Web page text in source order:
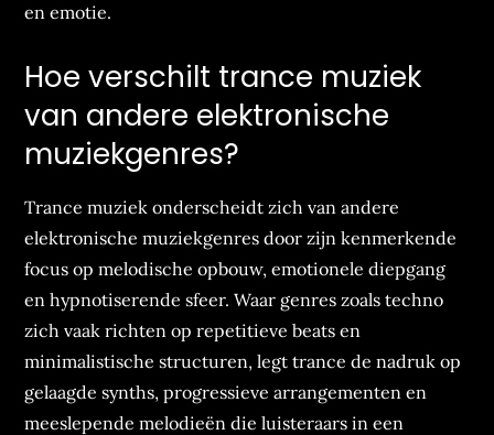
en emotie.
Hoe verschilt trance muziek
van andere elektronische
muziekgenres?
Trance muziek onderscheidt zich van andere
elektronische muziekgenres door zijn kenmerkende
focus op melodische opbouw, emotionele diepgang
en hypnotiserende sfeer. Waar genres zoals techno
zich vaak richten op repetitieve beats en
minimalistische structuren, legt trance de nadruk op
gelaagde synths, progressieve arrangementen en
meeslepende melodieën die luisteraars in een